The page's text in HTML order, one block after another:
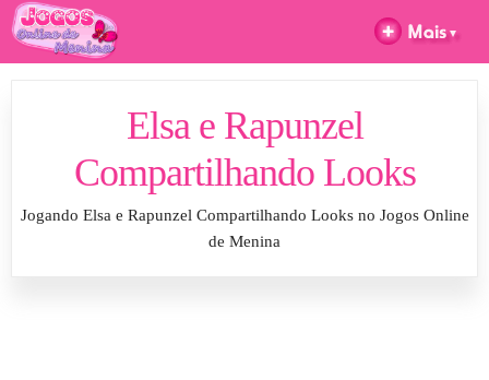
Elsa e Rapunzel
Compartilhando Looks
Jogando Elsa e Rapunzel Compartilhando Looks no Jogos Online
de Menina